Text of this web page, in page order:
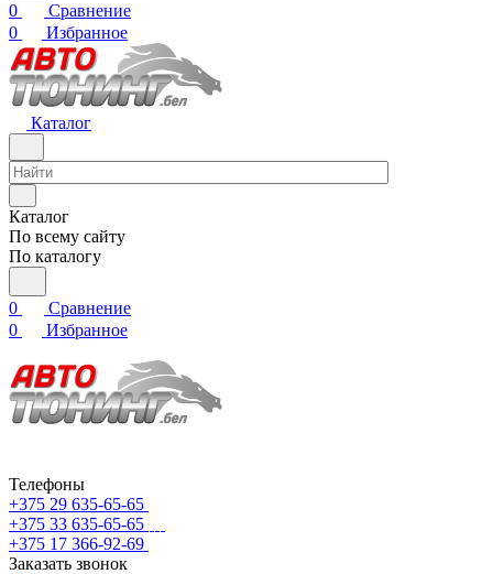
0
Сравнение
0
Избранное
Каталог
Каталог
По всему сайту
По каталогу
0
Сравнение
0
Избранное
Телефоны
+375 29 635-65-65
+375 33 635-65-65
+375 17 366-92-69
Заказать звонок